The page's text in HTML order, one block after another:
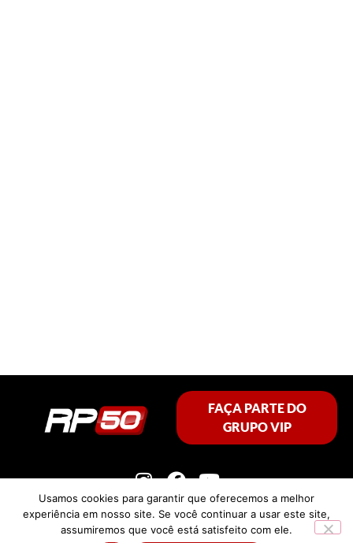
FAÇA PARTE DO
GRUPO VIP
Política de privacidade
Usamos cookies para garantir que oferecemos a melhor
experiência em nosso site. Se você continuar a usar este site,
assumiremos que você está satisfeito com ele.